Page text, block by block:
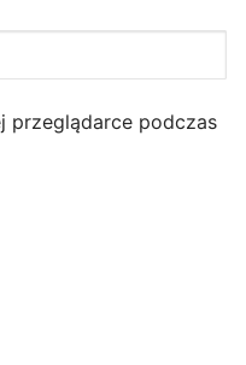
przeglądarce podczas